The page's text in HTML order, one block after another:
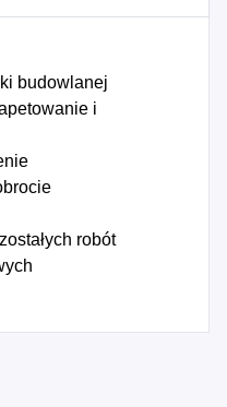
budowlanej
i
robót